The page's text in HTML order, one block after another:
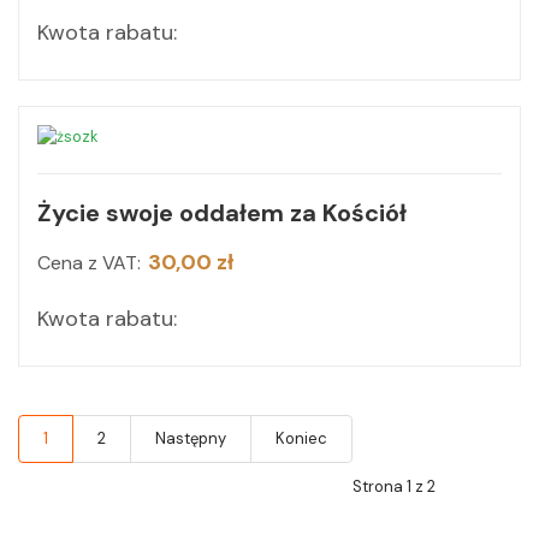
Kwota rabatu:
Życie swoje oddałem za Kościół
Cena z VAT: 30,00 zł
Kwota rabatu:
1 2 Następny Koniec
Strona 1 z 2